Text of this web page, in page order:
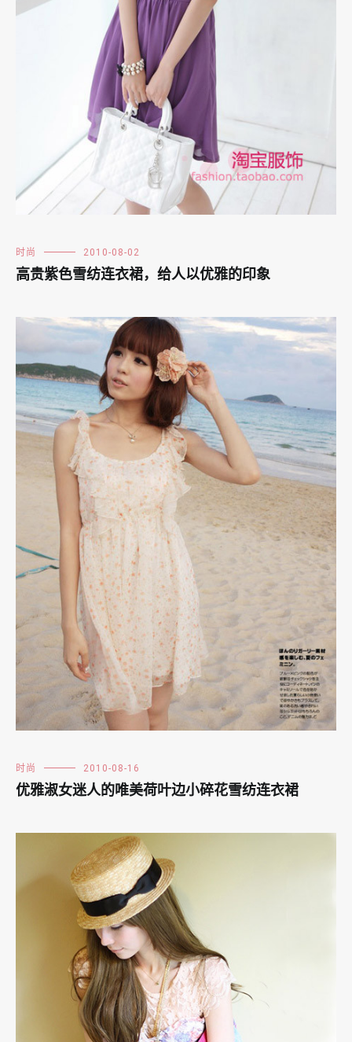
时尚 2010-08-02
高贵紫色雪纺连衣裙，给人以优雅的印象
时尚 2010-08-16
优雅淑女迷人的唯美荷叶边小碎花雪纺连衣裙